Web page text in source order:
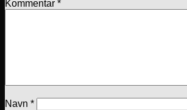
Kommentar *
Navn *